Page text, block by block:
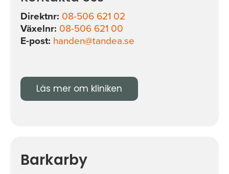
Direktnr: 08-506 621 02
Växelnr: 08-506 621 00
E-post: handen@tandea.se
Läs mer om kliniken
Barkarby